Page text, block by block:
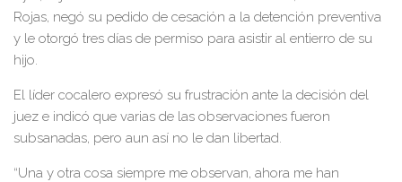
Rojas, negó su pedido de cesación a la detención preventiva
y le otorgó tres días de permiso para asistir al entierro de su
hijo.
El líder cocalero expresó su frustración ante la decisión del
juez e indicó que varias de las observaciones fueron
subsanadas, pero aun así no le dan libertad.
“Una y otra cosa siempre me observan, ahora me han